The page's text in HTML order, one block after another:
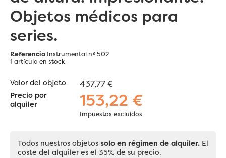
Objetos médicos para
series.
Referencia Instrumental nº 502
1 artículo en stock
Valor del objeto 437,77 €
Precio por
alquiler
153,22 €
Impuestos excluidos
Todos nuestros objetos solo en régimen de alquiler. El
coste del alquiler es el 35% de su precio.